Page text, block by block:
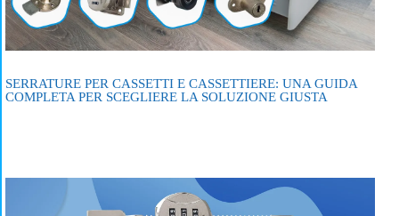
SERRATURE PER CASSETTI E CASSETTIERE: UNA GUIDA
COMPLETA PER SCEGLIERE LA SOLUZIONE GIUSTA